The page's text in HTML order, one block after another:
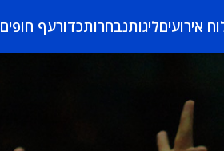
אירועיםליגותנבחרותכדורעף חופים